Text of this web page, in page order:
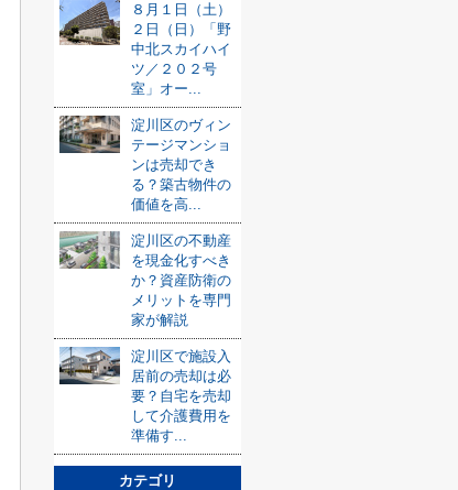
８月１日（土）
２日（日）「野
中北スカイハイ
ツ／２０２号
室」オー...
淀川区のヴィン
テージマンショ
ンは売却でき
る？築古物件の
価値を高...
淀川区の不動産
を現金化すべき
か？資産防衛の
メリットを専門
家が解説
淀川区で施設入
居前の売却は必
要？自宅を売却
して介護費用を
準備す...
カテゴリ